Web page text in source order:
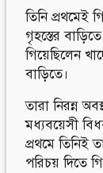
তিনি প্রথমেই
গৃহস্তের
গিয়েছিলেন
বাড়িতে।
তারা নিরন্ন
মধ্যবয়েসী
প্রথমে তিনিই
পরিচয় দিতে